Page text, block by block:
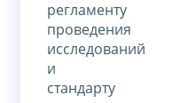
регламенту
проведения
исследований
и
стандарту